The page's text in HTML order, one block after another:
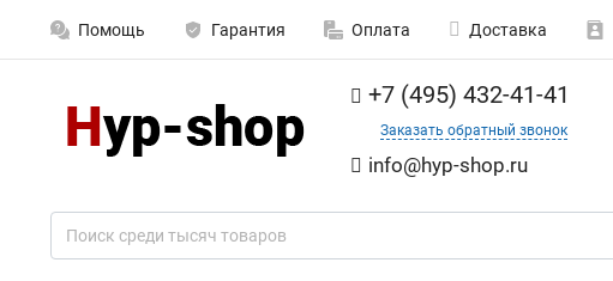
Помощь Гарантия Оплата Доставка
+7 (495) 432-41-41
Заказать обратный звонок
info@hyp-shop.ru